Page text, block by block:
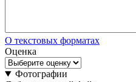
О текстовых форматах
Оценка
Фотографии